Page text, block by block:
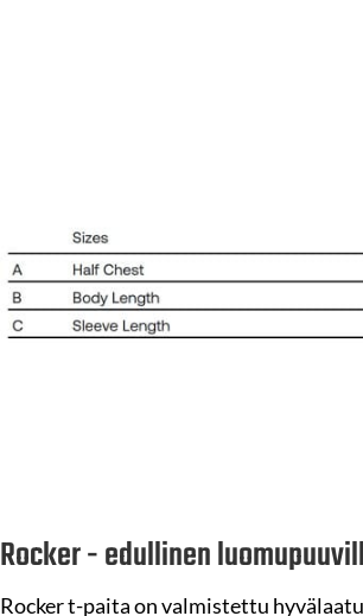
Rocker - edullinen
Rocker t-paita on valmistettu